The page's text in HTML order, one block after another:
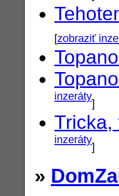
[zobraziť
inzeráty]
Tricka,
inzeráty]
»